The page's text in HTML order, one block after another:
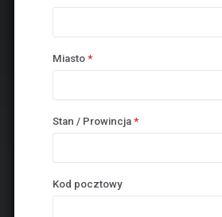
Miasto *
Stan / Prowincja *
Kod pocztowy